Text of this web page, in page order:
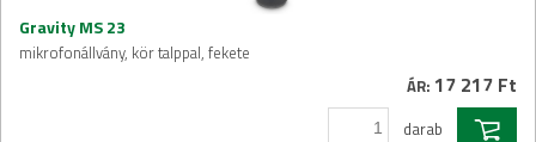
Gravity MS 23
mikrofonállvány, kör talppal, fekete
ÁR: 17 217 Ft
darab